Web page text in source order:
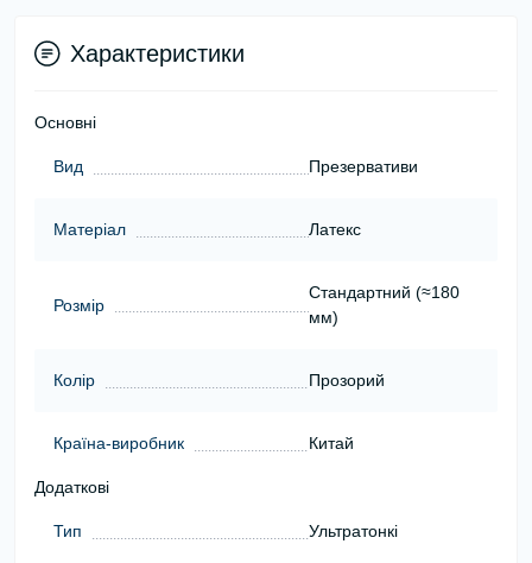
Характеристики
Основні
Вид Презервативи
Матеріал Латекс
Розмір
Стандартний (≈180
мм)
Колір Прозорий
Країна-виробник Китай
Додаткові
Тип Ультратонкі